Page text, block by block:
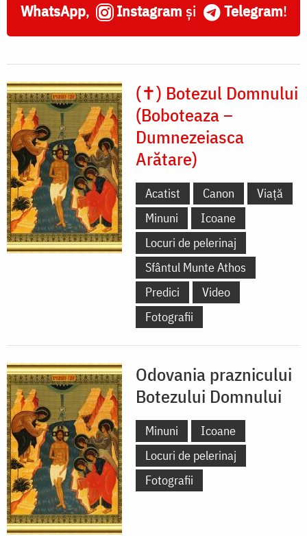
WhatsApp, Instagram și Telegram!
(✝) Botezul Domnului
(Boboteaza –
Dumnezeiasca
Arătare)
Acatist Canon
Viață
Minuni
Icoane
Locuri de pelerinaj
Sfântul Munte Athos
Predici
Video
Fotografii
Odovania praznicului
Botezului Domnului
Minuni
Icoane
Locuri de pelerinaj
Fotografii